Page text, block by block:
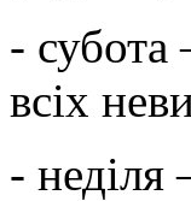
- субота
всіх
- неділя